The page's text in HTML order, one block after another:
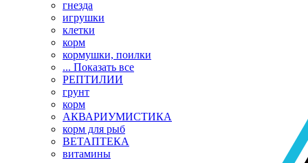
гнезда
игрушки
клетки
корм
кормушки, поилки
... Показать все
РЕПТИЛИИ
грунт
корм
АКВАРИУМИСТИКА
корм для рыб
ВЕТАПТЕКА
витамины